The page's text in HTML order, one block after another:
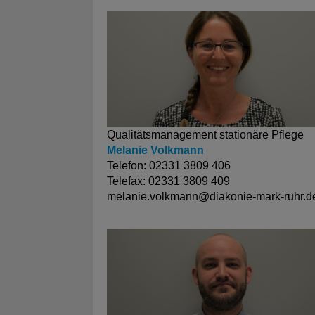
Qualitätsmanagement stationäre Pflege
Melanie Volkmann
Telefon: 02331 3809 406
Telefax: 02331 3809 409
melanie.volkmann@diakonie-mark-